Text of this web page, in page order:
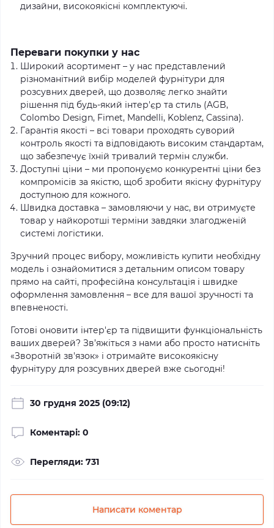
дизайни, високоякісні комплектуючі.
Переваги покупки у нас
Широкий асортимент – у нас представлений
різноманітний вибір моделей фурнітури для
розсувних дверей, що дозволяє легко знайти
рішення під будь-який інтер'єр та стиль (AGB,
Colombo Design, Fimet, Mandelli, Koblenz, Cassina).
Гарантія якості – всі товари проходять суворий
контроль якості та відповідають високим стандартам,
що забезпечує їхній тривалий термін служби.
Доступні ціни – ми пропонуємо конкурентні ціни без
компромісів за якістю, щоб зробити якісну фурнітуру
доступною для кожного.
Швидка доставка – замовляючи у нас, ви отримуєте
товар у найкоротші терміни завдяки злагодженій
системі логістики.
Зручний процес вибору, можливість купити необхідну
модель і ознайомитися з детальним описом товару
прямо на сайті, професійна консультація і швидке
оформлення замовлення – все для вашої зручності та
впевненості.
Готові оновити інтер'єр та підвищити функціональність
ваших дверей? Зв’яжіться з нами або просто натисніть
«Зворотній зв'язок» і отримайте високоякісну
фурнітуру для розсувних дверей вже сьогодні!
30 грудня 2025 (09:12)
Коментарі: 0
Перегляди: 731
Написати коментар